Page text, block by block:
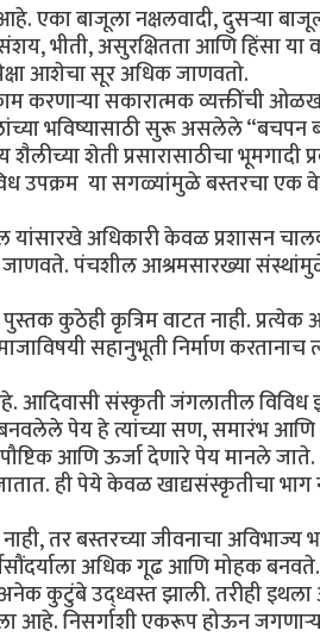
एका बाजूला नक्षलवादी, दुसऱ्या
भीती, असुरक्षितता आणि हिंसा या
आशेचा सूर अधिक जाणवतो.
करणाऱ्या सकारात्मक व्यक्तींची
भविष्यासाठी सुरू असलेले “बचपन
शेती प्रसारासाठीचा भूमगादी
उपक्रम या सगळ्यांमुळे बस्तरचा एक
यांसारखे अधिकारी केवळ प्रशासन
पंचशील आश्रमसारख्या
कुठेही कृत्रिम वाटत नाही.
सहानुभूती निर्माण करतानाच
आदिवासी संस्कृती जंगलातील
पेय हे त्यांच्या सण, समारंभ आणि
आणि ऊर्जा देणारे पेय मानले जाते.
ही पेये केवळ खाद्यसंस्कृतीचा भाग
तर बस्तरच्या जीवनाचा
अधिक गूढ आणि मोहक बनवते.
कुटुंबे उद्ध्वस्त झाली. तरीही इथला
आहे. निसर्गाशी एकरूप होऊन